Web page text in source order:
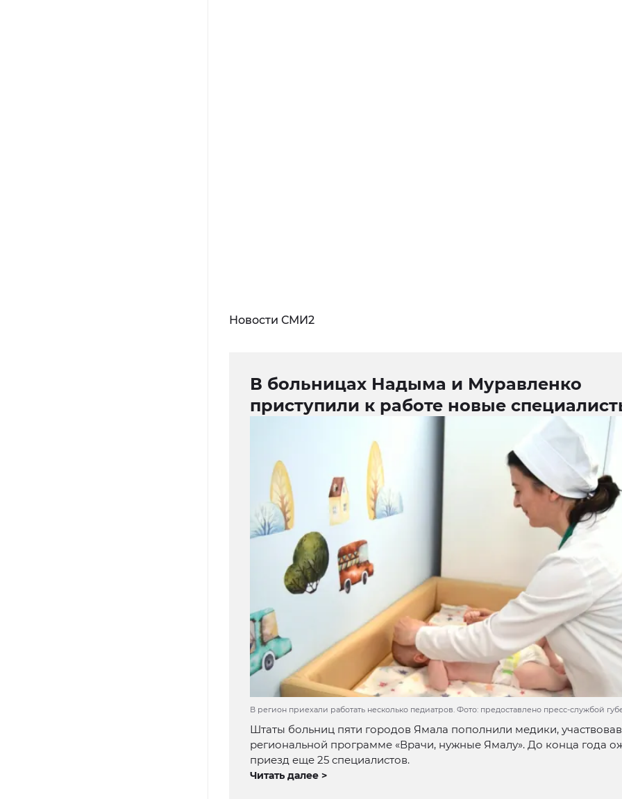
Новости СМИ2
В больницах Надыма и Муравленко
приступили к работе новые
В регион приехали работать несколько педиатров. Фото: предоставлено пресс-службой
Штаты больниц пяти городов Ямала пополнили медики,
региональной программе «Врачи, нужные Ямалу». До конца года
приезд еще 25 специалистов.
Читать далее >